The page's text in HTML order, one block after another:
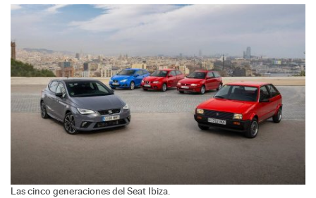
Las cinco generaciones del Seat Ibiza.